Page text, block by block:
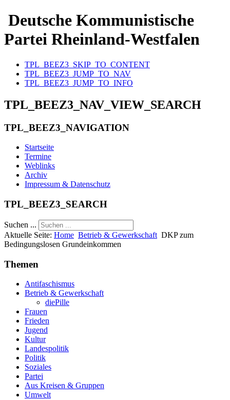
Deutsche Kommunistische
Partei Rheinland-Westfalen
TPL_BEEZ3_SKIP_TO_CONTENT
TPL_BEEZ3_JUMP_TO_NAV
TPL_BEEZ3_JUMP_TO_INFO
TPL_BEEZ3_NAV_VIEW_SEARCH
TPL_BEEZ3_NAVIGATION
Startseite
Termine
Weblinks
Archiv
Impressum & Datenschutz
TPL_BEEZ3_SEARCH
Suchen ...
Aktuelle Seite: Home Betrieb & Gewerkschaft DKP zum
Bedingungslosen Grundeinkommen
Themen
Antifaschismus
Betrieb & Gewerkschaft
diePille
Frauen
Frieden
Jugend
Kultur
Landespolitik
Politik
Soziales
Partei
Aus Kreisen & Gruppen
Umwelt